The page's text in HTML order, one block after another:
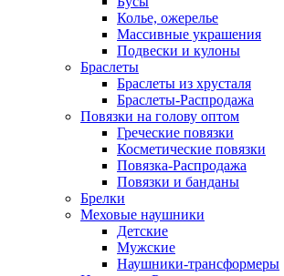
Колье, ожерелье
Массивные украшения
Подвески и кулоны
Браслеты
Браслеты из хрусталя
Браслеты-Распродажа
Повязки на голову оптом
Греческие повязки
Косметические повязки
Повязка-Распродажа
Повязки и банданы
Брелки
Меховые наушники
Детские
Мужские
Наушники-трансформеры